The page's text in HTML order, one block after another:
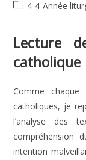
Post4-4-Année
Lecture
catholique
Comme
catholiques, je
l’analyse des
compréhension
intention